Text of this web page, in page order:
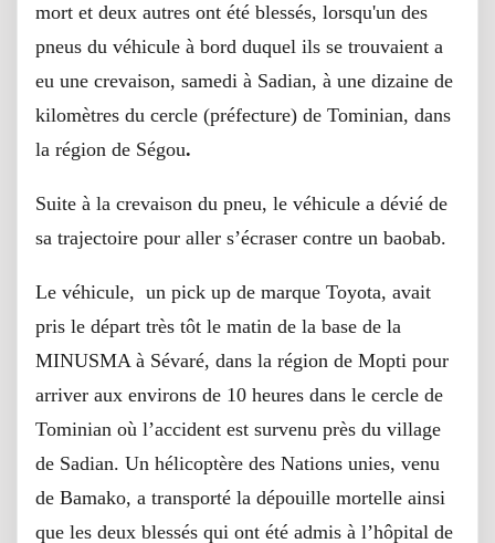
mort et deux autres ont été blessés, lorsqu'un des
pneus du véhicule à bord duquel ils se trouvaient a
eu une crevaison, samedi à Sadian, à une dizaine de
kilomètres du cercle (préfecture) de Tominian, dans
la région de Ségou.
Suite à la crevaison du pneu, le véhicule a dévié de
sa trajectoire pour aller s’écraser contre un baobab.
Le véhicule, un pick up de marque Toyota, avait
pris le départ très tôt le matin de la base de la
MINUSMA à Sévaré, dans la région de Mopti pour
arriver aux environs de 10 heures dans le cercle de
Tominian où l’accident est survenu près du village
de Sadian. Un hélicoptère des Nations unies, venu
de Bamako, a transporté la dépouille mortelle ainsi
que les deux blessés qui ont été admis à l’hôpital de